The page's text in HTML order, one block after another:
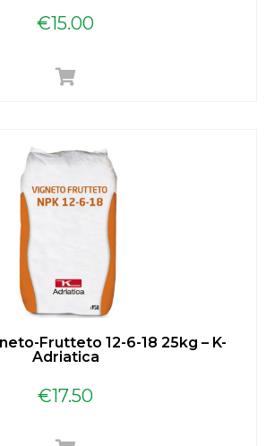
€15.00
Frutteto 12-6-18 25kg – K-
Adriatica
€17.50